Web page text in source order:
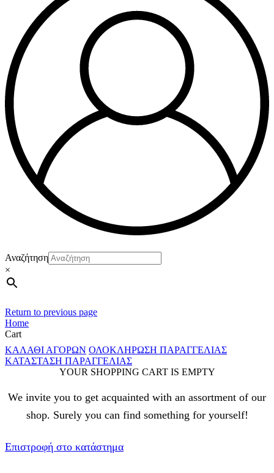
Αναζήτηση
×
Return to previous page
Home
Cart
ΚΑΛΑΘΙ ΑΓΟΡΩΝ ΟΛΟΚΛΗΡΩΣΗ ΠΑΡΑΓΓΕΛΙΑΣ
ΚΑΤΑΣΤΑΣΗ ΠΑΡΑΓΓΕΛΙΑΣ
YOUR SHOPPING CART IS EMPTY
We invite you to get acquainted with an assortment of our
shop. Surely you can find something for yourself!
Επιστροφή στο κατάστημα